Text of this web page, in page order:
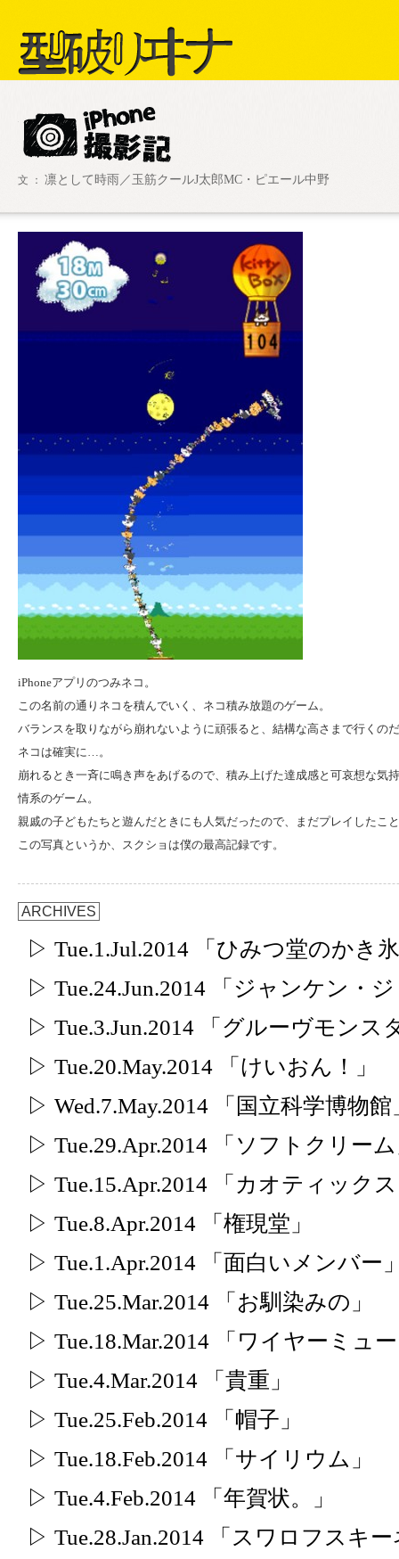
文 ： 凛として時雨／玉筋クールJ太郎MC・ピエール中野
iPhoneアプリのつみネコ。
この名前の通りネコを積んでいく、ネコ積み放題のゲーム。
バランスを取りながら崩れないように頑張ると、結構な高さまで行くの
ネコは確実に…。
崩れるとき一斉に鳴き声をあげるので、積み上げた達成感と可哀想な気
情系のゲーム。
親戚の子どもたちと遊んだときにも人気だったので、まだプレイしたこ
この写真というか、スクショは僕の最高記録です。
ARCHIVES
▷ Tue.1.Jul.2014 「ひみつ堂のかき
▷ Tue.24.Jun.2014 「ジャンケン・
▷ Tue.3.Jun.2014 「グルーヴモンス
▷ Tue.20.May.2014 「けいおん！」
▷ Wed.7.May.2014 「国立科学博物館
▷ Tue.29.Apr.2014 「ソフトクリー
▷ Tue.15.Apr.2014 「カオティック
▷ Tue.8.Apr.2014 「権現堂」
▷ Tue.1.Apr.2014 「面白いメンバー
▷ Tue.25.Mar.2014 「お馴染みの」
▷ Tue.18.Mar.2014 「ワイヤーミュ
▷ Tue.4.Mar.2014 「貴重」
▷ Tue.25.Feb.2014 「帽子」
▷ Tue.18.Feb.2014 「サイリウム」
▷ Tue.4.Feb.2014 「年賀状。」
▷ Tue.28.Jan.2014 「スワロフスキ